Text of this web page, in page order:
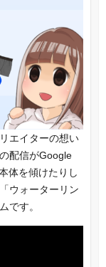
エイターの想い
配信がGoogle
体を傾けたりし
ウォーターリン
です。